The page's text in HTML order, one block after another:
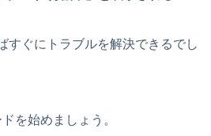
すぐにトラブルを解決できるでし
を始めましょう。